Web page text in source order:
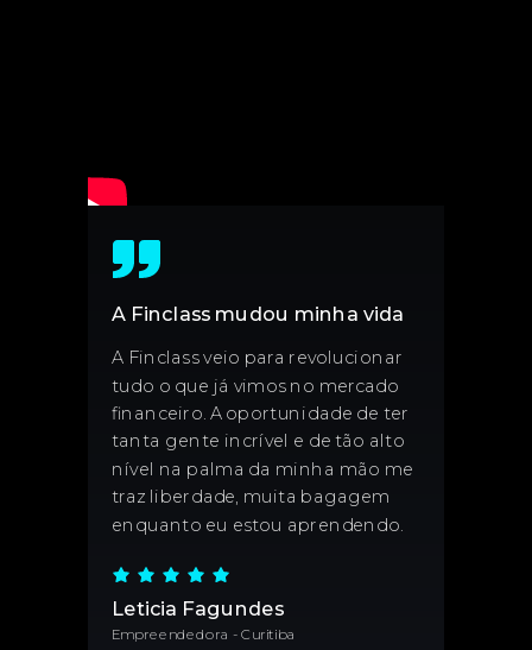
A Finclass veio para revolucionar
tudo o que já vimos no mercado
financeiro. A oportunidade de ter
tanta gente incrível e de tão alto
nível na palma da minha mão me
traz liberdade, muita bagagem
enquanto eu estou aprendendo.
A Finclass mudou minha vida
Leticia Fagundes
Empreendedora - Curitiba